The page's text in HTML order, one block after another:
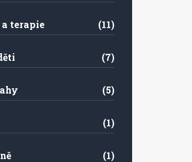
terapie (11)
(7)
(5)
(1)
(1)